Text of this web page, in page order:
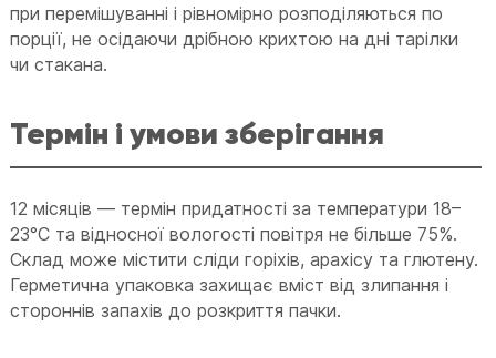
при перемішуванні і рівномірно розподіляються по
порції, не осідаючи дрібною крихтою на дні тарілки
чи стакана.
Термін і умови зберігання
12 місяців — термін придатності за температури 18–
23°C та відносної вологості повітря не більше 75%.
Склад може містити сліди горіхів, арахісу та глютену.
Герметична упаковка захищає вміст від злипання і
стороннів запахів до розкриття пачки.